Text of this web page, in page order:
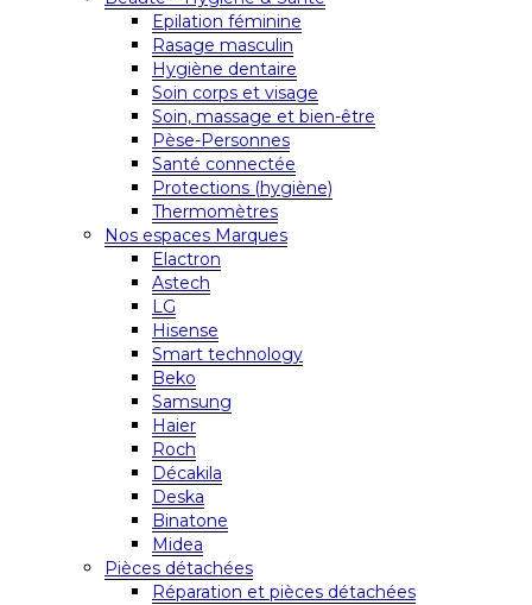
Epilation féminine
Rasage masculin
Hygiène dentaire
Soin corps et visage
Soin, massage et bien-être
Pèse-Personnes
Santé connectée
Protections (hygiène)
Thermomètres
Nos espaces Marques
Elactron
Astech
LG
Hisense
Smart technology
Beko
Samsung
Haier
Roch
Décakila
Deska
Binatone
Midea
Pièces détachées
Réparation et pièces détachées